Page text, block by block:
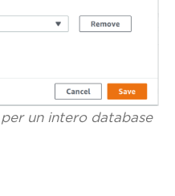
un intero database